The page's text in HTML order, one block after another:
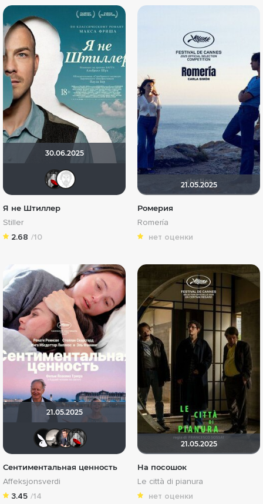
30.06.2025
Мышь Белая
Equitable
Я не Штиллер
Stiller
2.68 /10
21.05.2025
Ромерия
Romería
нет оценки
21.05.2025
Lost Causes
Рижанка
GerMaN2019
Мышь Белая
Сентиментальная ценность
Affeksjonsverdi
3.45 /14
21.05.2025
На посошок
Le città di pianura
нет оценки